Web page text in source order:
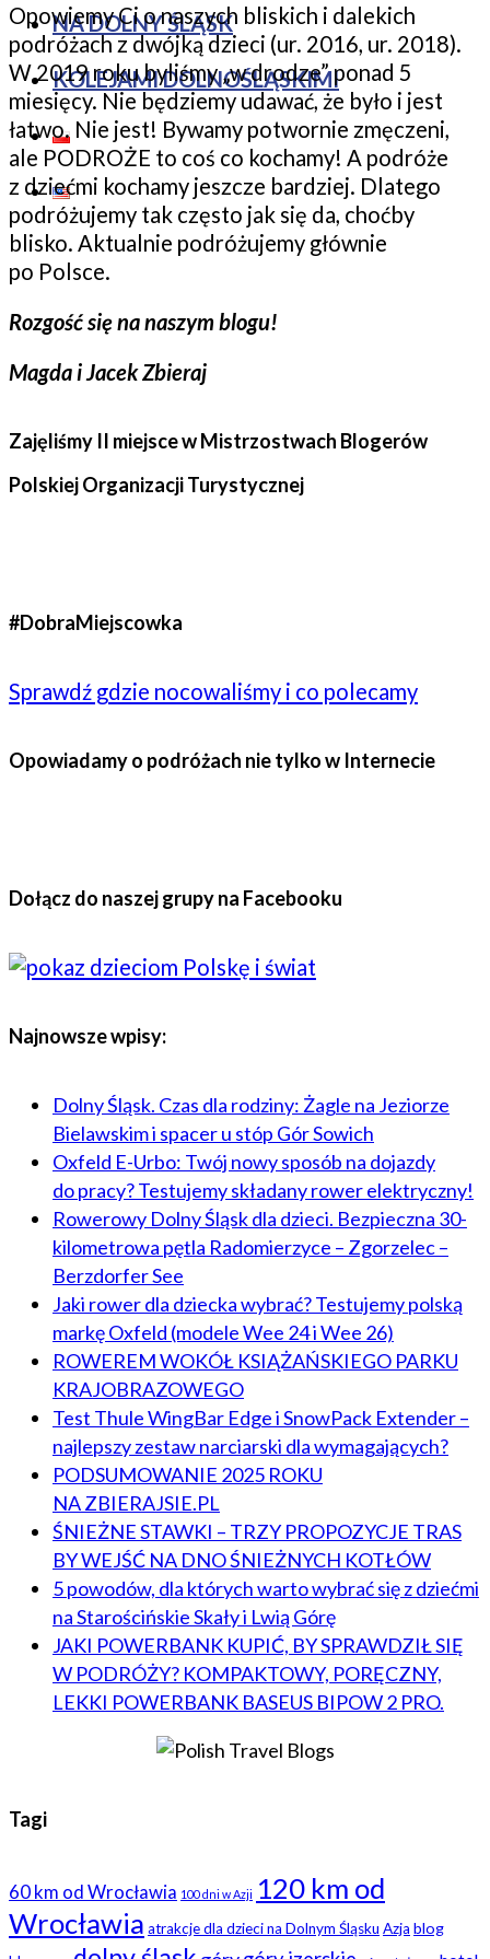
NA DOLNY ŚLĄSK
KOLEJAMI DOLNOŚLĄSKIMI
Opowiemy Ci o naszych bliskich i dalekich
podróżach z dwójką dzieci (ur. 2016, ur. 2018).
W 2019 roku byliśmy „w drodze” ponad 5
miesięcy. Nie będziemy udawać, że było i jest
łatwo. Nie jest! Bywamy potwornie zmęczeni,
ale PODROŻE to coś co kochamy! A podróże
z dziećmi kochamy jeszcze bardziej. Dlatego
podróżujemy tak często jak się da, choćby
blisko. Aktualnie podróżujemy głównie
po Polsce.
Rozgość się na naszym blogu!
Magda i Jacek Zbieraj
Zajęliśmy II miejsce w Mistrzostwach Blogerów
Polskiej Organizacji Turystycznej
#DobraMiejscowka
Sprawdź gdzie nocowaliśmy i co polecamy
Opowiadamy o podróżach nie tylko w Internecie
Dołącz do naszej grupy na Facebooku
Najnowsze wpisy:
Dolny Śląsk. Czas dla rodziny: Żagle na Jeziorze
Bielawskim i spacer u stóp Gór Sowich
Oxfeld E-Urbo: Twój nowy sposób na dojazdy
do pracy? Testujemy składany rower elektryczny!
Rowerowy Dolny Śląsk dla dzieci. Bezpieczna 30-
kilometrowa pętla Radomierzyce – Zgorzelec –
Berzdorfer See
Jaki rower dla dziecka wybrać? Testujemy polską
markę Oxfeld (modele Wee 24 i Wee 26)
ROWEREM WOKÓŁ KSIĄŻAŃSKIEGO PARKU
KRAJOBRAZOWEGO
Test Thule WingBar Edge i SnowPack Extender –
najlepszy zestaw narciarski dla wymagających?
PODSUMOWANIE 2025 ROKU
NA ZBIERAJSIE.PL
ŚNIEŻNE STAWKI – TRZY PROPOZYCJE TRAS
BY WEJŚĆ NA DNO ŚNIEŻNYCH KOTŁÓW
5 powodów, dla których warto wybrać się z dziećmi
na Starościńskie Skały i Lwią Górę
JAKI POWERBANK KUPIĆ, BY SPRAWDZIŁ SIĘ
W PODRÓŻY? KOMPAKTOWY, PORĘCZNY,
LEKKI POWERBANK BASEUS BIPOW 2 PRO.
Tagi
60 km od Wrocławia 100 dni w Azji 120 km od
Wrocławia atrakcje dla dzieci na Dolnym Śląsku Azja blog